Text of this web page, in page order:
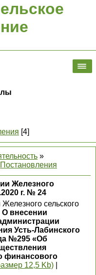
[4]
»
Постановления
Железного
г. № 24
сельского
О внесении
Усть-Лабинского
№295 «Об
финансового
12,5 Kb)